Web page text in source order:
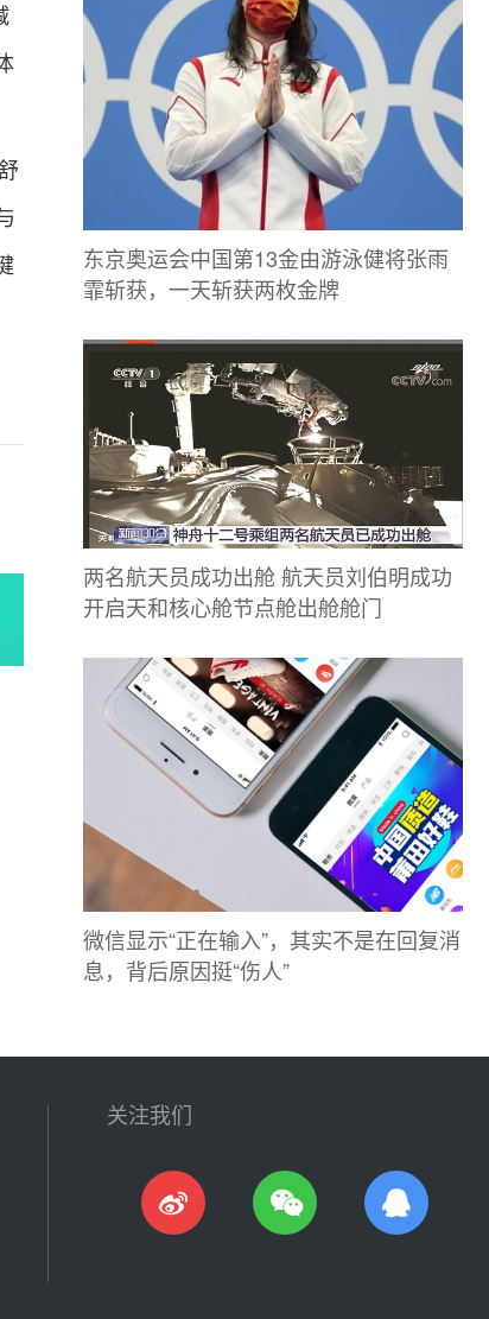
东京奥运会中国第13金由游泳健将张雨
霏斩获，一天斩获两枚金牌
两名航天员成功出舱 航天员刘伯明成功
开启天和核心舱节点舱出舱舱门
微信显示“正在输入”，其实不是在回复消
息，背后原因挺“伤人”
关注我们